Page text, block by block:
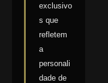
exclusivo
s que
refletem
a
personali
dade de